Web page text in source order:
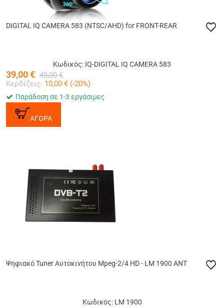
DIGITAL IQ CAMERA 583 (NTSC/AHD) for FRONT-REAR
Κωδικός: IQ-DIGITAL IQ CAMERA 583
39,00€ 49,00 €
Κερδίζεις: 10,00 € (-20%)
Παράδοση σε 1-3 εργάσιμες
ΑΓΟΡΑ
Ψηφιακό Tuner Αυτοκινήτου Mpeg-2/4 HD - LM 1900 ANT
Κωδικός: LM 1900